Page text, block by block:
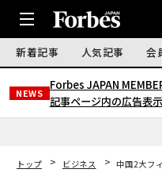
新着記事 人気記事 会
NEWS
Forbes JAPAN
記事ページ内の広告表
トップ ビジネス
中国2大フ